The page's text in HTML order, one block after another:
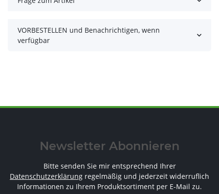
VORBESTELLEN und Benachrichtigen, wenn
verfügbar
Newsletter Abonnieren
Bitte senden Sie mir entsprechend Ihrer
Datenschutzerklärung regelmäßig und jederzeit widerruflich
Informationen zu Ihrem Produktsortiment per E-Mail zu.